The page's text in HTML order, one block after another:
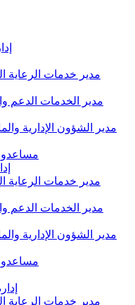
مدير خدمات الرعاية
مدير الخدمات الدعم
مدير الشؤون الإدارية
مساعدو
مدير خدمات الرعاية
مدير الخدمات الدعم
مدير الشؤون الإدارية
مساعدو
مدير خدمات الرعاية